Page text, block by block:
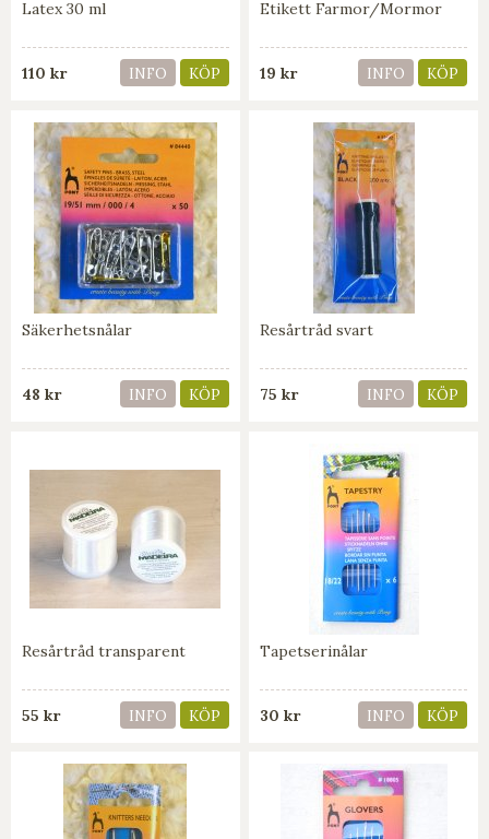
Latex 30 ml
110 kr INFO KÖP
Etikett Farmor/Mormor
19 kr INFO KÖP
Säkerhetsnålar
48 kr INFO KÖP
Resårtråd svart
75 kr INFO KÖP
Resårtråd transparent
55 kr INFO KÖP
Tapetserinålar
30 kr INFO KÖP